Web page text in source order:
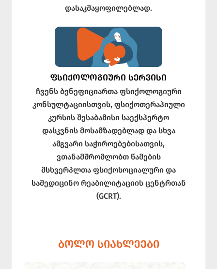
დასაკმაყოფილებლად.
ᲤᲡᲘᲥᲝᲚᲝᲒᲘᲣᲠᲘ ᲡᲔᲠᲕᲘᲡᲘ
ჩვენს ბენეფიციართა ფსიქოლოგიური
კონსულტაციისთვის, ფსიქოთერაპიული
კურსის შესაბამისი საექსპერტო
დასკვნის მოსამზადებლად და სხვა
ამგვარი საჭიროებებისათვის,
ვთანამშრომლობთ წამების
მსხვერპლთა ფსიქოსოციალური და
სამედიცინო რეაბილიტაციის ცენტრთან
(GCRT).
ᲑᲝᲚᲝ ᲡᲘᲐᲮᲚᲔᲔᲑᲘ